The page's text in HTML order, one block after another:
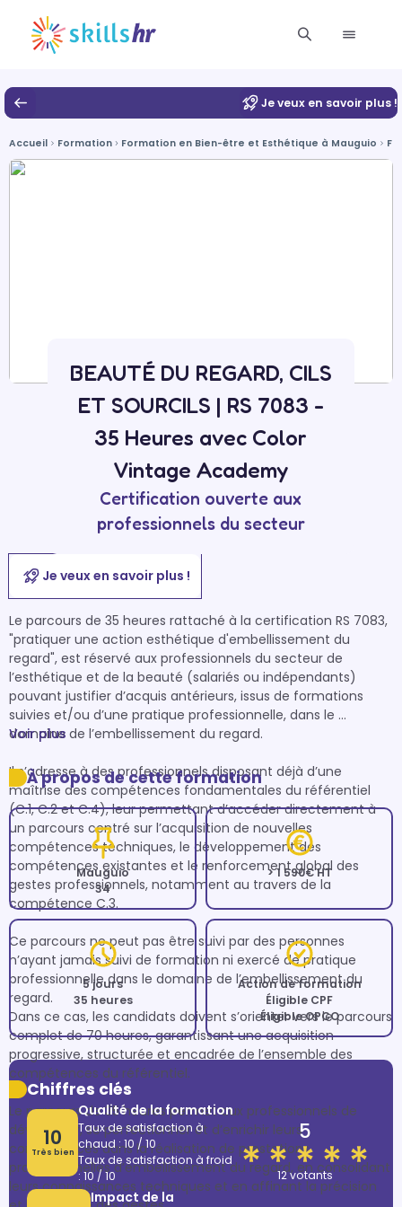
Je veux en savoir plus !
Accueil Formation Formation en Bien-être et Esthétique à Mauguio
BEAUTÉ DU REGARD, CILS
ET SOURCILS | RS 7083 -
35 Heures avec Color
Vintage Academy
Certification ouverte aux
professionnels du secteur
Je veux en savoir plus !
Le parcours de 35 heures rattaché à la certification RS 7083,
"pratiquer une action esthétique d'embellissement du
regard", est réservé aux professionnels du secteur de
l’esthétique et de la beauté (salariés ou indépendants)
pouvant justifier d’acquis antérieurs, issus de formations
suivies et/ou d’une pratique professionnelle, dans le
domaine de l’embellissement du regard.
Il s’adresse à des professionnels disposant déjà d’une
maîtrise des compétences fondamentales du référentiel
(C.1, C.2 et C.4), leur permettant d’accéder directement à
un parcours centré sur l’acquisition de nouvelles
compétences techniques, le développement des
compétences existantes et le renforcement global des
gestes professionnels, notamment au travers de la
compétence C.3.
Ce parcours ne peut pas être suivi par des personnes
n’ayant jamais suivi de formation ni exercé de pratique
professionnelle dans le domaine de l’embellissement du
regard.
Dans ce cas, les candidats doivent s’orienter vers le parcours
complet de 70 heures, garantissant une acquisition
progressive, structurée et encadrée de l’ensemble des
compétences du référentiel.
Le parcours de 35 heures permet aux professionnels de
développer, se perfectionner et d’enrichir leurs
compétences dans la réalisation de prestations
professionnelles d’embellissement du regard, en consolidant
leurs connaissances techniques et en affinant la précision
Voir plus
À propos de cette formation
Mauguio
34
> 1 590€ HT
5 jours
35 heures
Action de formation
Éligible CPF
Éligible OPCO
Chiffres clés
10
Très bien
Qualité de la formation
Taux de satisfaction à
chaud : 10 / 10
Taux de satisfaction à froid
: 10 / 10
Impact de la
5
12 votants